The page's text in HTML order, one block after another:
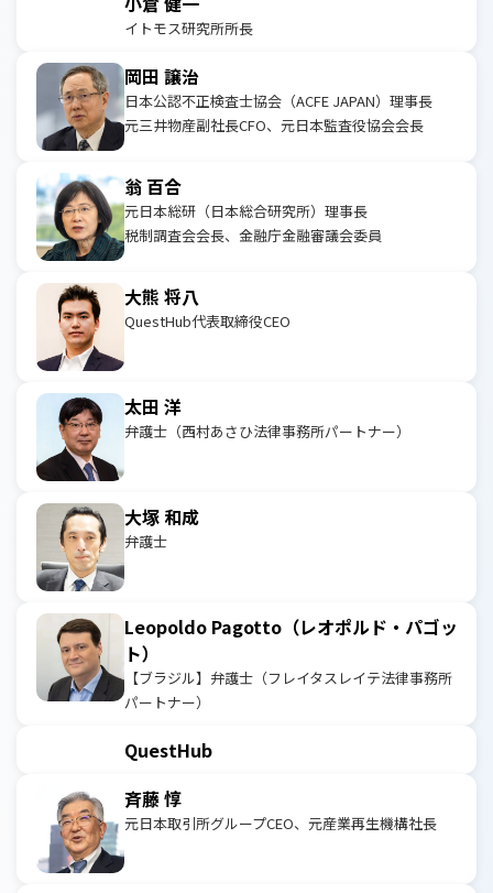
イトモス研究所所長
岡田 譲治
日本公認不正検査士協会（ACFE JAPAN）理事長
元三井物産副社長CFO、元日本監査役協会会長
翁 百合
元日本総研（日本総合研究所）理事長
税制調査会会長、金融庁金融審議会委員
大熊 将八
QuestHub代表取締役CEO
太田 洋
弁護士（西村あさひ法律事務所パートナー）
大塚 和成
弁護士
Leopoldo Pagotto（レオポルド・パゴッ
ト）
【ブラジル】弁護士（フレイタスレイテ法律事務所
パートナー）
QuestHub
斉藤 惇
元日本取引所グループCEO、元産業再生機構社長